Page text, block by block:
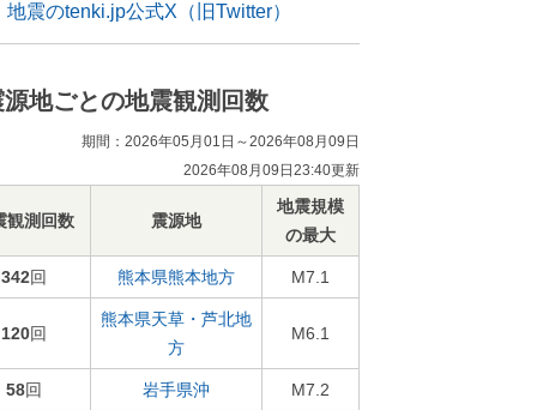
地震のtenki.jp公式X（旧Twitter）
源地ごとの地震観測回数
期間：2026年05月01日～2026年08月09日
2026年08月09日23:40更新
観測回数 震源地
地震規模
の最大
342回 熊本県熊本地方 M7.1
120回
熊本県天草・芦北地
方
M6.1
58回 岩手県沖 M7.2